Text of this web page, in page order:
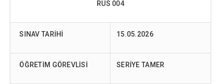
RUS 004
SINAV TARİHİ 15.05.2026
ÖĞRETİM GÖREVLİSİ SERİYE TAMER